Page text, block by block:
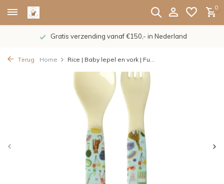
0
Gratis verzending vanaf €150,- in Nederland
Terug Home Rice | Baby lepel en vork | Fu...